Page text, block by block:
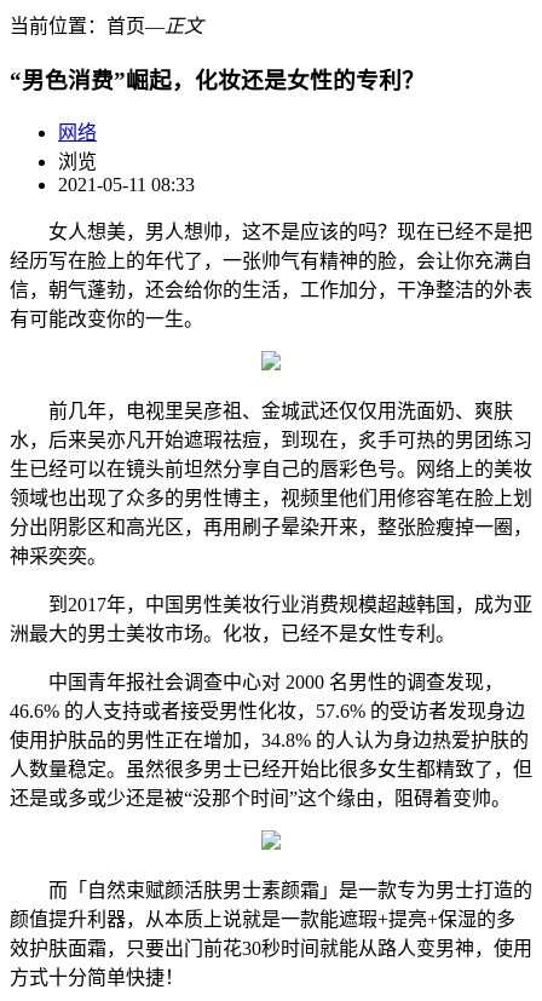
当前位置： 首页―正文
“男色消费”崛起，化妆还是女性的专利？
网络
浏览
2021-05-11 08:33
女人想美，男人想帅，这不是应该的吗？现在已经不是把
经历写在脸上的年代了，一张帅气有精神的脸，会让你充满自
信，朝气蓬勃，还会给你的生活，工作加分，干净整洁的外表
有可能改变你的一生。
前几年，电视里吴彦祖、金城武还仅仅用洗面奶、爽肤
水，后来吴亦凡开始遮瑕祛痘，到现在，炙手可热的男团练习
生已经可以在镜头前坦然分享自己的唇彩色号。网络上的美妆
领域也出现了众多的男性博主，视频里他们用修容笔在脸上划
分出阴影区和高光区，再用刷子晕染开来，整张脸瘦掉一圈，
神采奕奕。
到2017年，中国男性美妆行业消费规模超越韩国，成为亚
洲最大的男士美妆市场。化妆，已经不是女性专利。
中国青年报社会调查中心对 2000 名男性的调查发现，
46.6% 的人支持或者接受男性化妆，57.6% 的受访者发现身边
使用护肤品的男性正在增加，34.8% 的人认为身边热爱护肤的
人数量稳定。虽然很多男士已经开始比很多女生都精致了，但
还是或多或少还是被“没那个时间”这个缘由，阻碍着变帅。
而「自然束赋颜活肤男士素颜霜」是一款专为男士打造的
颜值提升利器，从本质上说就是一款能遮瑕+提亮+保湿的多
效护肤面霜，只要出门前花30秒时间就能从路人变男神，使用
方式十分简单快捷！